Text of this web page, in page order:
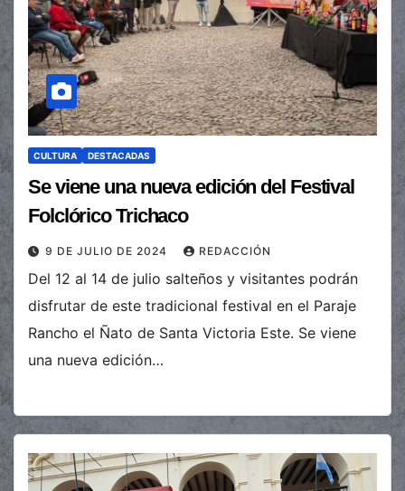
CULTURA DESTACADAS
Se viene una nueva edición del Festival
Folclórico Trichaco
9 DE JULIO DE 2024 REDACCIÓN
Del 12 al 14 de julio salteños y visitantes podrán
disfrutar de este tradicional festival en el Paraje
Rancho el Ñato de Santa Victoria Este. Se viene
una nueva edición…